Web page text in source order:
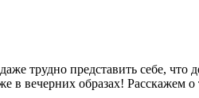
представить себе, что
образах! Расскажем о